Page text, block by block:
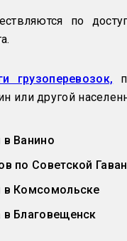
по
грузоперевозок,
или другой
в Ванино
по Советской
в Комсомольске
в Благовещенск